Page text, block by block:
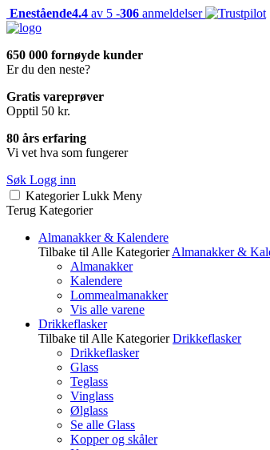
Enestående4.4 av 5 -306 anmeldelser
650 000 fornøyde kunder
Er du den neste?
Gratis vareprøver
Opptil 50 kr.
80 års erfaring
Vi vet hva som fungerer
Søk Logg inn
Kategorier Lukk Meny
Terug Kategorier
Almanakker & Kalendere
Tilbake til Alle Kategorier Almanakker &
Almanakker
Kalendere
Lommealmanakker
Vis alle varene
Drikkeflasker
Tilbake til Alle Kategorier Drikkeflasker
Drikkeflasker
Glass
Teglass
Vinglass
Ølglass
Se alle Glass
Kopper og skåler